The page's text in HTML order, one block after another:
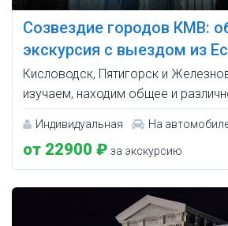
Созвездие городов КМВ:
экскурсия с выездом из
Кисловодск, Пятигорск и
изучаем, находим общее и
Индивидуальная На
от 22900 ₽ за экскурсию